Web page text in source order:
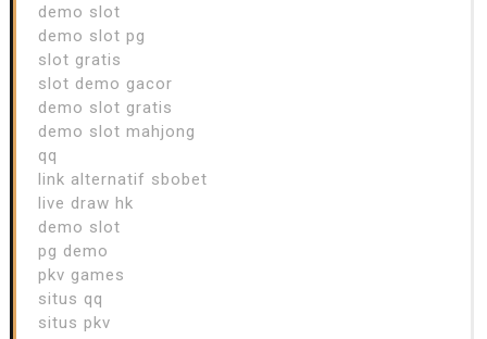
demo slot
demo slot pg
slot gratis
slot demo gacor
demo slot gratis
demo slot mahjong
qq
link alternatif sbobet
live draw hk
demo slot
pg demo
pkv games
situs qq
situs pkv